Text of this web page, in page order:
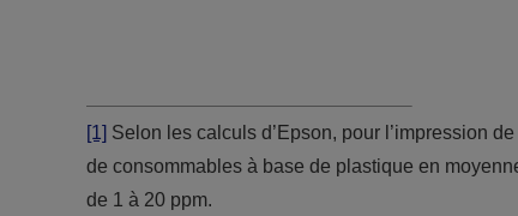
[1] Selon les calculs d’Epson, pour l’impression
de consommables à base de plastique en
de 1 à 20 ppm.